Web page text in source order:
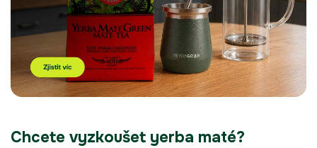
Chcete vyzkoušet yerba maté?